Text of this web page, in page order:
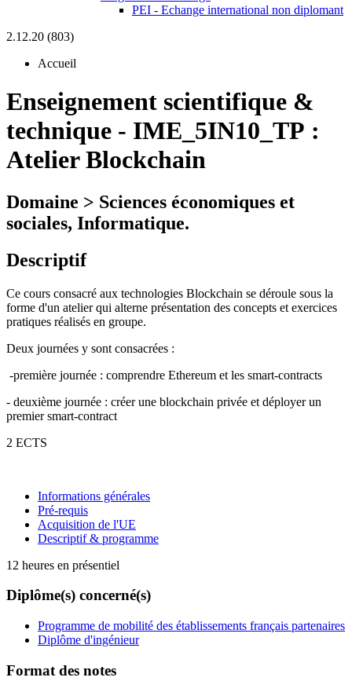
PEI - Echange international non diplomant
2.12.20 (803)
Accueil
Enseignement scientifique &
technique - IME_5IN10_TP :
Atelier Blockchain
Domaine > Sciences économiques et
sociales, Informatique.
Descriptif
Ce cours consacré aux technologies Blockchain se déroule sous la
forme d'un atelier qui alterne présentation des concepts et exercices
pratiques réalisés en groupe.
Deux journées y sont consacrées :
-première journée : comprendre Ethereum et les smart-contracts
- deuxième journée : créer une blockchain privée et déployer un
premier smart-contract
2 ECTS
Informations générales
Pré-requis
Acquisition de l'UE
Descriptif & programme
12 heures en présentiel
Diplôme(s) concerné(s)
Programme de mobilité des établissements français partenaires
Diplôme d'ingénieur
Format des notes